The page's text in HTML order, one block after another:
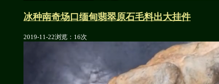
冰种南奇场口缅甸翡翠原石毛料出大挂件
2019-11-22浏览：16次